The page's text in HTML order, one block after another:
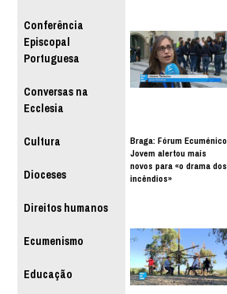
Conferência
Episcopal
Portuguesa
Conversas na
Ecclesia
Cultura
Dioceses
Direitos humanos
Ecumenismo
Educação
Braga: Fórum Ecuménico
Jovem alertou mais
novos para «o drama dos
incêndios»